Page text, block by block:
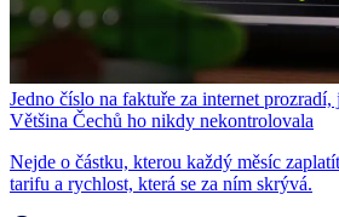
Jedno číslo na faktuře za internet prozradí,
Většina Čechů ho nikdy nekontrolovala
Nejde o částku, kterou každý měsíc
tarifu a rychlost, která se za ním skrývá.